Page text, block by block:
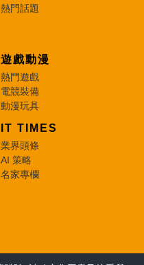
熱門話題
遊戲動漫
熱門遊戲
電競裝備
動漫玩具
IT TIMES
業界頭條
AI 策略
名家專欄